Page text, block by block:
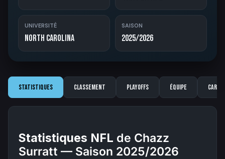
UNIVERSITÉ
North Carolina
SAISON
2025/2026
Statistiques Classement Playoffs Équipe
Statistiques NFL de Chazz
Surratt — Saison 2025/2026